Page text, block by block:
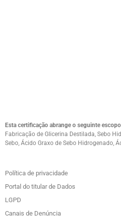
Esta certificação abrange o seguinte
Fabricação de Glicerina Destilada, Sebo
Sebo, Ácido Graxo de Sebo Hidrogenado,
Política de privacidade
Portal do titular de Dados
LGPD
Canais de Denúncia